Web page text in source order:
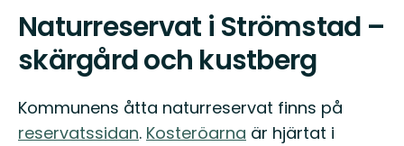
Naturreservat i Strömstad –
skärgård och kustberg
Kommunens åtta naturreservat finns på
reservatssidan. Kosteröarna är hjärtat i